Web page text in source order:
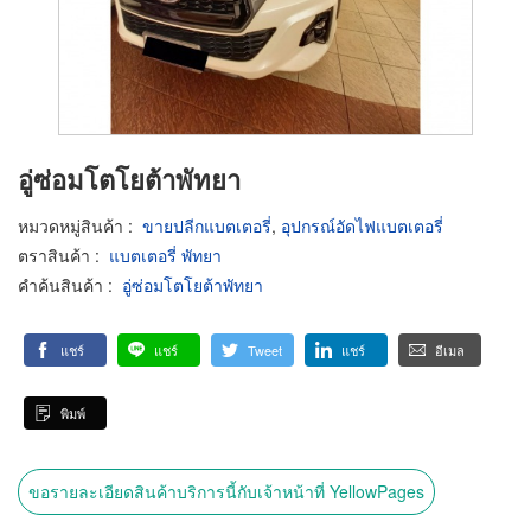
อู่ซ่อมโตโยต้าพัทยา
หมวดหมู่สินค้า : ขายปลีกแบตเตอรี่, อุปกรณ์อัดไฟแบตเตอรี่
ตราสินค้า : แบตเตอรี่ พัทยา
คำค้นสินค้า : อู่ซ่อมโตโยต้าพัทยา
แชร์ แชร์ Tweet แชร์ อีเมล
พิมพ์
ขอรายละเอียดสินค้าบริการนี้กับเจ้าหน้าที่ YellowPages